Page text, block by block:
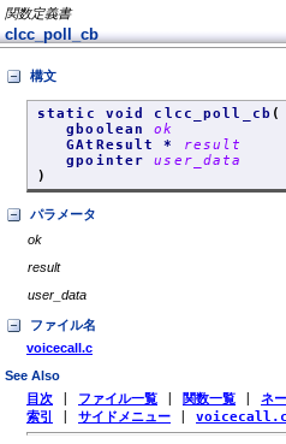
関数定義書
clcc_poll_cb
構文
static void clcc_poll_cb (
gbooleanok
GAtResult *
result
gpointeruser_data
)
パラメータ
ok
result
user_data
ファイル名
voicecall.c
See Also
目次 ファイル一覧 関数一覧 ネ
索引
サイドメニュー voicecall.c